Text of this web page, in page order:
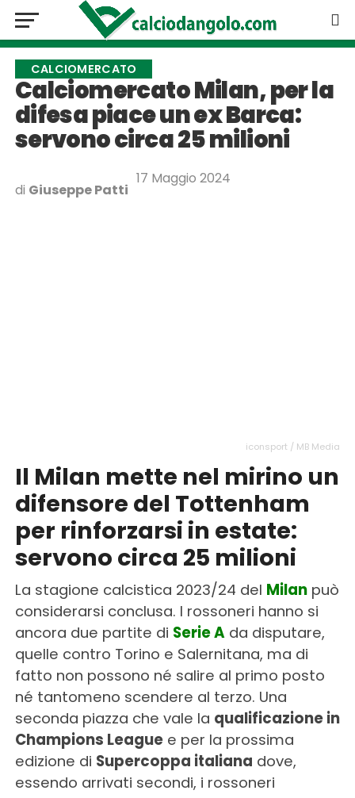
CALCIOMERCATO
Calciomercato Milan, per la
difesa piace un ex Barca:
servono circa 25 milioni
di Giuseppe Patti
17 Maggio 2024
iconsport / MB Media
Il Milan mette nel mirino un
difensore del Tottenham
per rinforzarsi in estate:
servono circa 25 milioni
La stagione calcistica 2023/24 del Milan può
considerarsi conclusa. I rossoneri hanno si
ancora due partite di Serie Ada disputare,
quelle contro Torino e Salernitana, ma di
fatto non possono né salire al primo posto
né tantomeno scendere al terzo. Una
seconda piazza che vale la qualificazione in
Champions Leaguee per la prossima
edizione di Supercoppa italiana dove,
essendo arrivati secondi, i rossoneri